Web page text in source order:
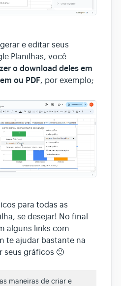
e editar seus
Planilhas, você
o download deles em
ou PDF, por exemplo;
para todas as
se desejar! No final
alguns links com
te ajudar bastante na
seus gráficos 🙂
maneiras de criar e